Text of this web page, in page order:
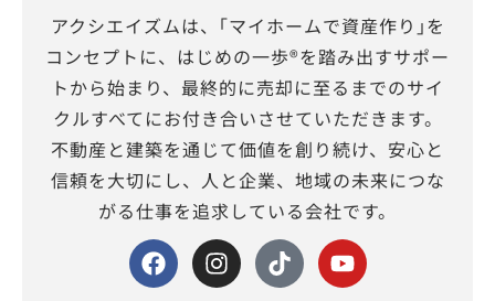
アクシエイズムは、｢マイホームで資産作り｣を
コンセプトに、はじめの一歩®を踏み出すサポー
トから始まり、最終的に売却に至るまでのサイ
クルすべてにお付き合いさせていただきます。
不動産と建築を通じて価値を創り続け、安心と
信頼を大切にし、人と企業、地域の未来につな
がる仕事を追求している会社です。